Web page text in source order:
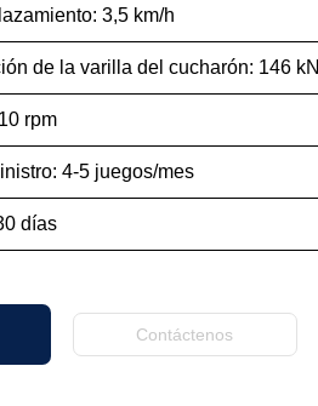
3,5 km/h
de la varilla del cucharón: 146 kN
rpm
4-5 juegos/mes
días
Contáctenos